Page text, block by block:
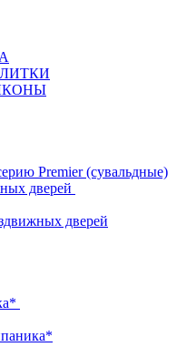
Premier (сувальдные)
дверей
дверей